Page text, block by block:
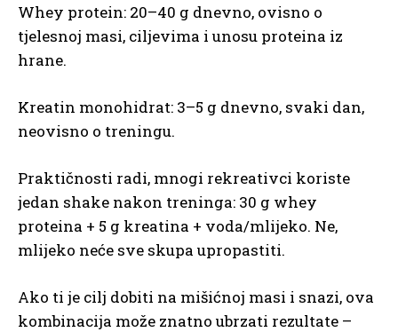
Whey protein: 20–40 g dnevno, ovisno o
tjelesnoj masi, ciljevima i unosu proteina iz
hrane.
Kreatin monohidrat: 3–5 g dnevno, svaki dan,
neovisno o treningu.
Praktičnosti radi, mnogi rekreativci koriste
jedan shake nakon treninga: 30 g whey
proteina + 5 g kreatina + voda/mlijeko. Ne,
mlijeko neće sve skupa upropastiti.
Ako ti je cilj dobiti na mišićnoj masi i snazi, ova
kombinacija može znatno ubrzati rezultate –